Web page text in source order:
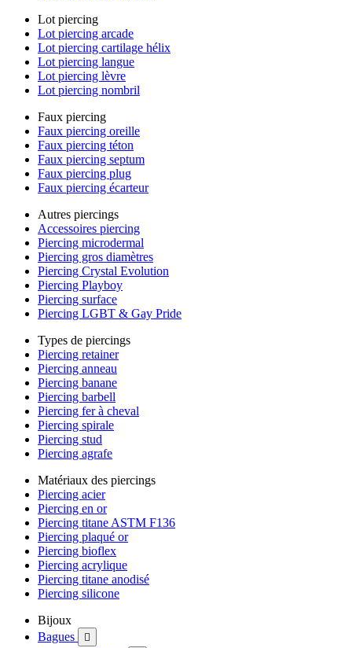
Lot piercing
Lot piercing arcade
Lot piercing cartilage hélix
Lot piercing langue
Lot piercing lèvre
Lot piercing nombril
Faux piercing
Faux piercing oreille
Faux piercing téton
Faux piercing septum
Faux piercing plug
Faux piercing écarteur
Autres piercings
Accessoires piercing
Piercing microdermal
Piercing gros diamètres
Piercing Crystal Evolution
Piercing Playboy
Piercing surface
Piercing LGBT & Gay Pride
Types de piercings
Piercing retainer
Piercing anneau
Piercing banane
Piercing barbell
Piercing fer à cheval
Piercing spirale
Piercing stud
Piercing agrafe
Matériaux des piercings
Piercing acier
Piercing en or
Piercing titane ASTM F136
Piercing plaqué or
Piercing bioflex
Piercing acrylique
Piercing titane anodisé
Piercing silicone
Bijoux
Bagues
